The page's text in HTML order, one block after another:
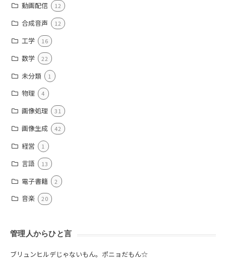
動画配信 12
合成音声 12
工学 16
数学 22
未分類 1
物理 4
画像処理 31
画像生成 42
経営 1
言語 13
電子書籍 2
音楽 20
管理人からひと言
ブリュンヒルデじゃないもん。ポニョだもん☆